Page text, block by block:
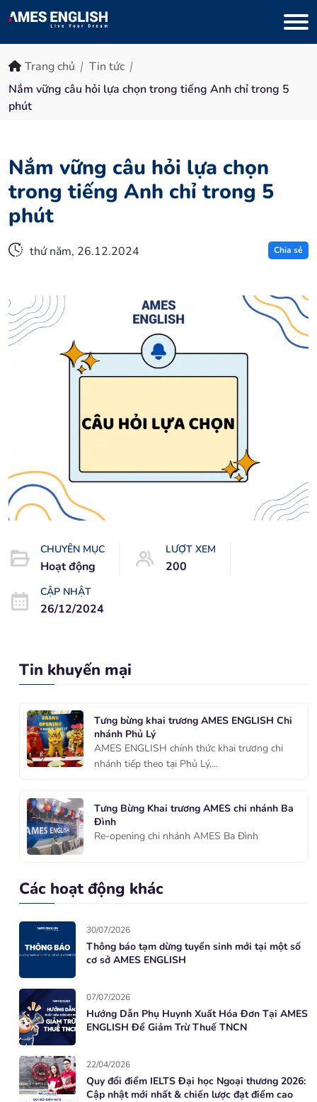
Trang chủ
Tin tức
Nắm vững câu hỏi lựa chọn trong tiếng Anh chỉ trong 5
phút
Nắm vững câu hỏi lựa chọn
trong tiếng Anh chỉ trong 5
phút
thứ năm, 26.12.2024 Chia sẻ
CHUYÊN MỤC
Hoạt động
LƯỢT XEM
200
CẬP NHẬT
26/12/2024
Tin khuyến mại
Tưng bừng khai trương AMES ENGLISH Chi
nhánh Phủ Lý
AMES ENGLISH chính thức khai trương chi
nhánh tiếp theo tại Phủ Lý,...
Tưng Bừng Khai trương AMES chi nhánh Ba
Đình
Re-opening chi nhánh AMES Ba Đình
Các hoạt động khác
30/07/2026
Thông báo tạm dừng tuyển sinh mới tại một số
cơ sở AMES ENGLISH
07/07/2026
Hướng Dẫn Phụ Huynh Xuất Hóa Đơn Tại AMES
ENGLISH Để Giảm Trừ Thuế TNCN
22/04/2026
Quy đổi điểm IELTS Đại học Ngoại thương 2026:
Cập nhật mới nhất & chiến lược đạt điểm cao